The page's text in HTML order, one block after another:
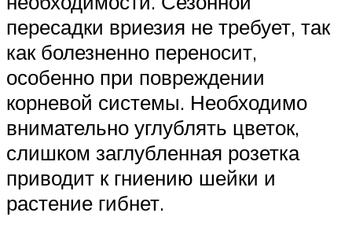
пересадки вриезия не требует, так
как болезненно переносит,
особенно при повреждении
корневой системы. Необходимо
внимательно углублять цветок,
слишком заглубленная розетка
приводит к гниению шейки и
растение гибнет.